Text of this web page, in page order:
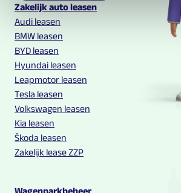
Multilease links en contact informatie
Zakelijk auto leasen
Audi leasen
BMW leasen
BYD leasen
Hyundai leasen
Leapmotor leasen
Tesla leasen
Volkswagen leasen
Kia leasen
Škoda leasen
Zakelijk lease ZZP
Wagenparkbeheer